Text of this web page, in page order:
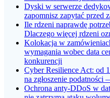
Dyski w serwerze
zapomnisz zapytać przed
Ile rdzeni naprawdę
Dlaczego więcej rdzeni
Kolokacja w
wymagania wobec data
konkurencji
Cyber Resilience Act: od
na zgłoszenie
Ochrona anty-DDoS w